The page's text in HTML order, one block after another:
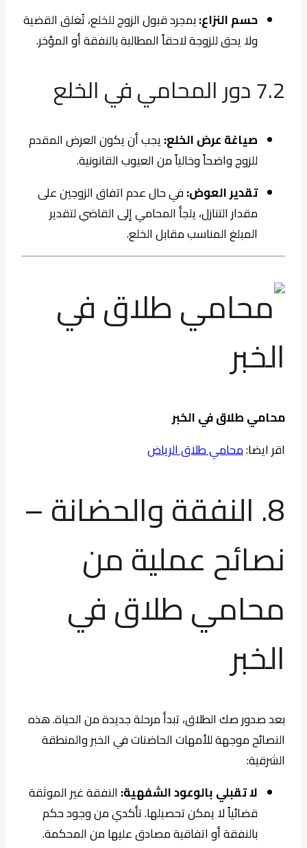
حسم النزاع:بمجرد قبول الزوج للخلع، تُغلق القضية
ولا يحق للزوجة لاحقاً المطالبة بالنفقة أو المؤخر.
7.2 دور المحامي في الخلع
صياغة عرض الخلع:يجب أن يكون العرض المقدم
للزوج واضحاً وخالياً من العيوب القانونية.
تقدير العوض:في حال عدم اتفاق الزوجين على
مقدار التنازل، يلجأ المحامي إلى القاضي لتقدير
المبلغ المناسب مقابل الخلع.
محامي طلاق في الخبر
اقر ايضا:محامي طلاق الرياض
8. النفقة والحضانة –
نصائح عملية من
محامي طلاق في
الخبر
بعد صدور صك الطلاق، تبدأ مرحلة جديدة من الحياة. هذه
النصائح موجهة للأمهات الحاضنات في الخبر والمنطقة
الشرقية:
لا تقبلي بالوعود الشفهية: النفقة غير الموثقة
قضائياً لا يمكن تحصيلها. تأكدي من وجود حكم
بالنفقة أو اتفاقية مصادق عليها من المحكمة.